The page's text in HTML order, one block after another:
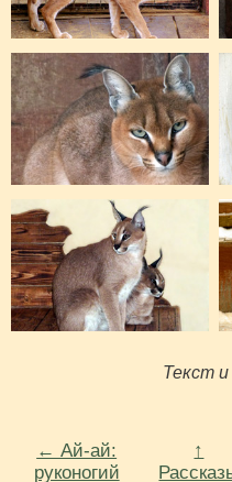
Текст
← Ай-ай:
руконогий
↑